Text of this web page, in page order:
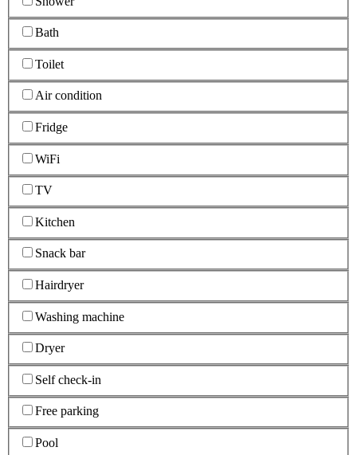
Bath
Toilet
Air condition
Fridge
WiFi
TV
Kitchen
Snack bar
Hairdryer
Washing machine
Dryer
Self check-in
Free parking
Pool